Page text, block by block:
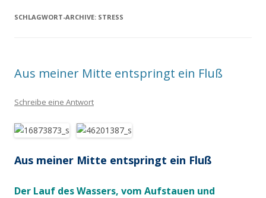
SCHLAGWORT-ARCHIVE: STRESS
Aus meiner Mitte entspringt ein Fluß
Schreibe eine Antwort
Aus meiner Mitte entspringt ein Fluß
Der Lauf des Wassers, vom Aufstauen und